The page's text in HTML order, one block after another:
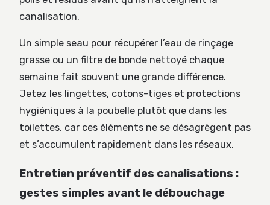
canalisation.
Un simple seau pour récupérer l’eau de rinçage
grasse ou un filtre de bonde nettoyé chaque
semaine fait souvent une grande différence.
Jetez les lingettes, cotons-tiges et protections
hygiéniques à la poubelle plutôt que dans les
toilettes, car ces éléments ne se désagrègent pas
et s’accumulent rapidement dans les réseaux.
Entretien préventif des canalisations :
gestes simples avant le débouchage